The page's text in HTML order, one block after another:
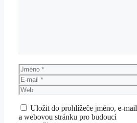
Jméno
E-
mail
Web
Uložit do prohlížeče jméno, e-mail
a webovou stránku pro budoucí